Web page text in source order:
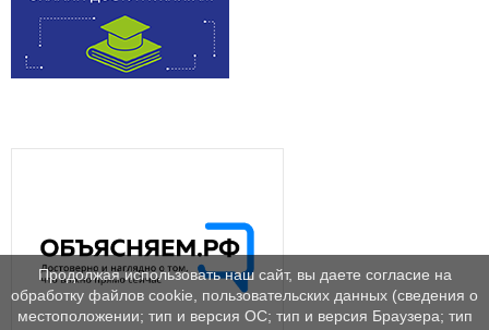
Продолжая использовать наш сайт, вы даете согласие на
обработку файлов cookie, пользовательских данных (сведения о
местоположении; тип и версия ОС; тип и версия Браузера; тип